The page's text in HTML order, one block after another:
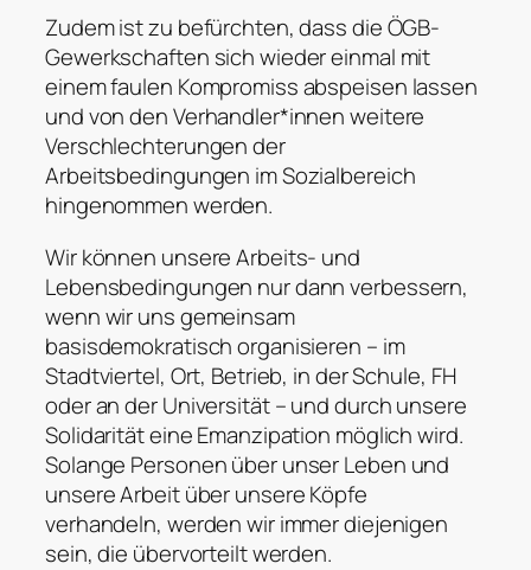
Zudem ist zu befürchten, dass die ÖGB-
Gewerkschaften sich wieder einmal mit
einem faulen Kompromiss abspeisen lassen
und von den Verhandler*innen weitere
Verschlechterungen der
Arbeitsbedingungen im Sozialbereich
hingenommen werden.
Wir können unsere Arbeits- und
Lebensbedingungen nur dann verbessern,
wenn wir uns gemeinsam
basisdemokratisch organisieren – im
Stadtviertel, Ort, Betrieb, in der Schule, FH
oder an der Universität – und durch unsere
Solidarität eine Emanzipation möglich wird.
Solange Personen über unser Leben und
unsere Arbeit über unsere Köpfe
verhandeln, werden wir immer diejenigen
sein, die übervorteilt werden.